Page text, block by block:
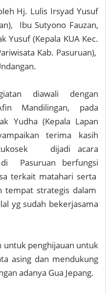
Hj. Lulis Irsyad Yusuf
Ibu Sutyono Fauzan,
Yusuf (Kepala KUA Kec.
Kab. Pasuruan),
diawali dengan
Mandilingan, pada
Yudha (Kepala Lapan
terima kasih
dijadi acara
Pasuruan berfungsi
terkait matahari serta
tempat strategis dalam
yg sudah bekerjasama
penghijauan untuk
asing dan mendukung
adanya Gua Jepang.